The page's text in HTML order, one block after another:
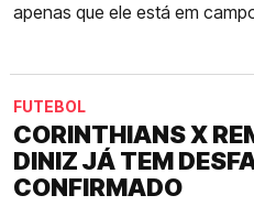
apenas que ele está em
FUTEBOL
CORINTHIANS X
DINIZ JÁ TEM
CONFIRMADO